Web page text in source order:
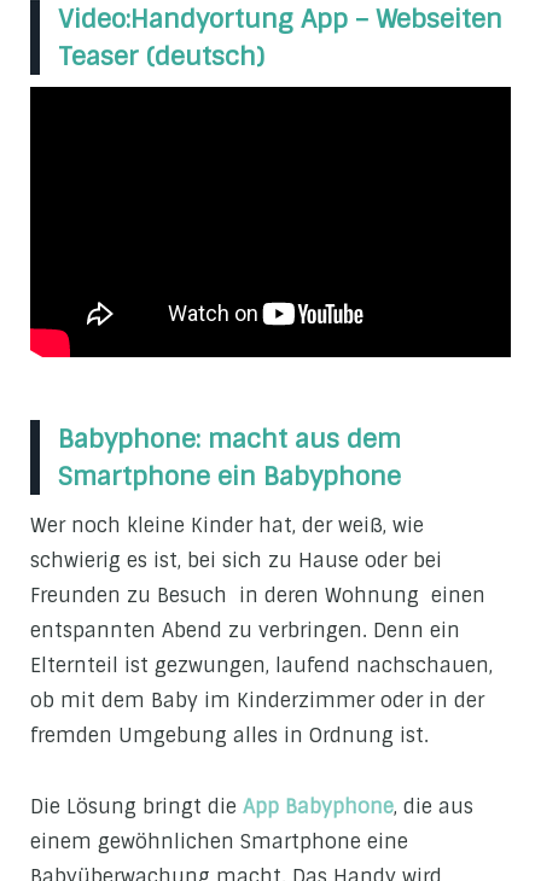
Video:Handyortung App – Webseiten
Teaser (deutsch)
Babyphone: macht aus dem
Smartphone ein Babyphone
Wer noch kleine Kinder hat, der weiß, wie
schwierig es ist, bei sich zu Hause oder bei
Freunden zu Besuch in deren Wohnung einen
entspannten Abend zu verbringen. Denn ein
Elternteil ist gezwungen, laufend nachschauen,
ob mit dem Baby im Kinderzimmer oder in der
fremden Umgebung alles in Ordnung ist.
Die Lösung bringt die App Babyphone, die aus
einem gewöhnlichen Smartphone eine